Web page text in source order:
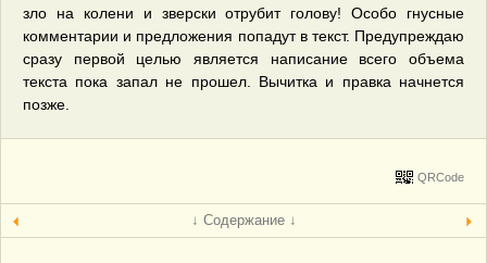
зло на колени и зверски отрубит голову! Особо гнусные
комментарии и предложения попадут в текст. Предупреждаю
сразу первой целью является написание всего объема
текста пока запал не прошел. Вычитка и правка начнется
позже.
QRCode
↓ Содержание ↓